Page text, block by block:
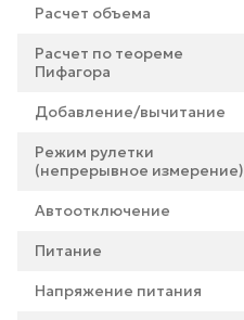
Расчет объема
Расчет по теореме
Пифагора
Добавление/вычитание
Режим рулетки
(непрерывное измерение)
Автоотключение
Питание
Напряжение питания